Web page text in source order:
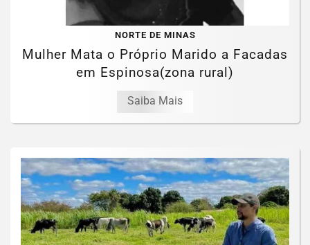
NORTE DE MINAS
Mulher Mata o Próprio Marido a Facadas
em Espinosa(zona rural)
Saiba Mais